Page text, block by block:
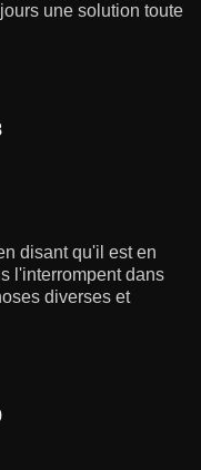
une solution toute
disant qu'il est en
l'interrompent dans
diverses et